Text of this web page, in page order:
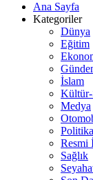
Ana Sayfa
Kategoriler
Dünya
Eğitim
İslam
Kültür-
Medya
Politika
Resmi
Sağlık